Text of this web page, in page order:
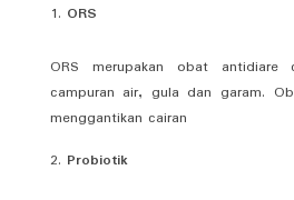
ORS
ORS merupakan obat
campuran air, gula dan garam.
menggantikan cairan
Probiotik